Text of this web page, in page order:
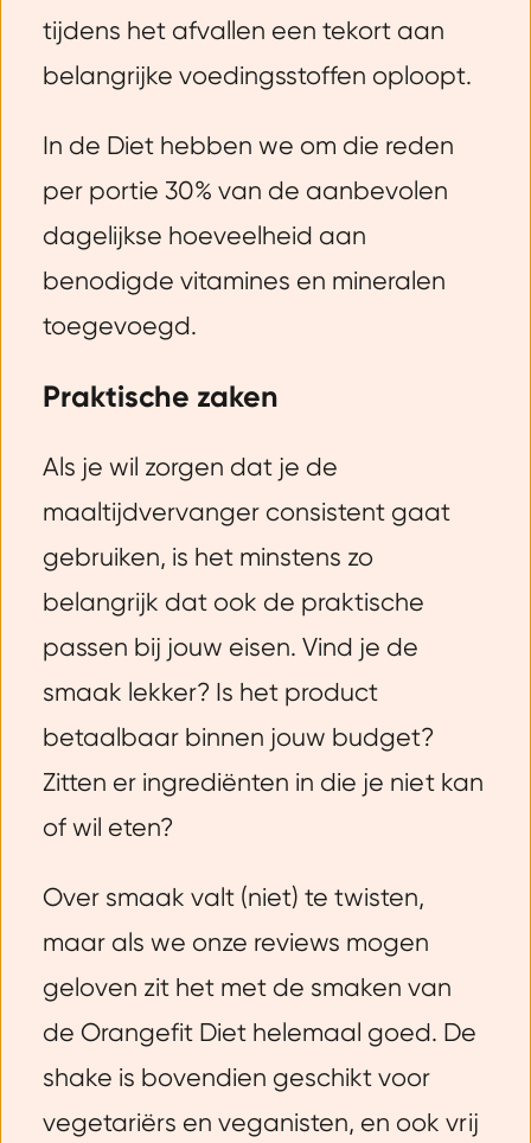
tijdens het afvallen een tekort aan
belangrijke voedingsstoffen oploopt.
In de Diet hebben we om die reden
per portie 30% van de aanbevolen
dagelijkse hoeveelheid aan
benodigde vitamines en mineralen
toegevoegd.
Praktische zaken
Als je wil zorgen dat je de
maaltijdvervanger consistent gaat
gebruiken, is het minstens zo
belangrijk dat ook de praktische
passen bij jouw eisen. Vind je de
smaak lekker? Is het product
betaalbaar binnen jouw budget?
Zitten er ingrediënten in die je niet kan
of wil eten?
Over smaak valt (niet) te twisten,
maar als we onze reviews mogen
geloven zit het met de smaken van
de Orangefit Diet helemaal goed. De
shake is bovendien geschikt voor
vegetariërs en veganisten, en ook vrij